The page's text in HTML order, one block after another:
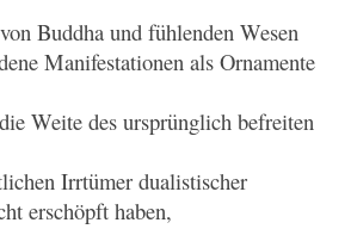
Buddha und fühlenden Wesen
Manifestationen als Ornamente
Weite des ursprünglich befreiten
Irrtümer dualistischer
erschöpft haben,